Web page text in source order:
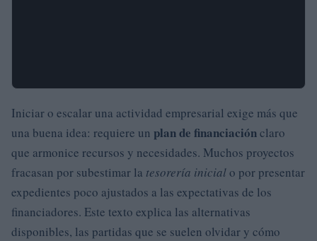
Iniciar o escalar una actividad empresarial exige más que
una buena idea: requiere un plan de financiaciónclaro
que armonice recursos y necesidades. Muchos proyectos
fracasan por subestimar la tesorería inicialo por presentar
expedientes poco ajustados a las expectativas de los
financiadores. Este texto explica las alternativas
disponibles, las partidas que se suelen olvidar y cómo